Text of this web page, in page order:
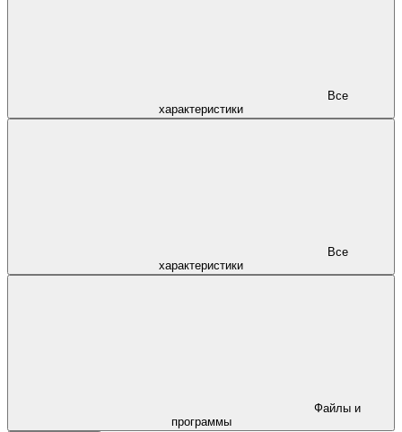
характеристики
характеристики
программы